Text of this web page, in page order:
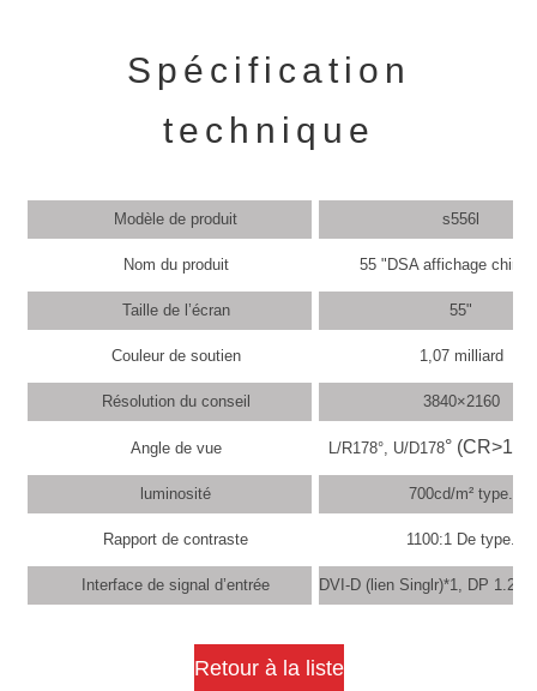
Spécification
technique
Modèle de produit s556l
Nom du produit 55 "DSA affichage
Taille de l’écran 55"
Couleur de soutien 1,07 milliard
Résolution du conseil 3840×2160
Angle de vue L/R178°, U/D178° (CR>10)
luminosité 700cd/m² type.
Rapport de contraste 1100:1 De type.
Interface de signal d’entrée DVI-D (lien Singlr)*1, DP
Retour à la liste